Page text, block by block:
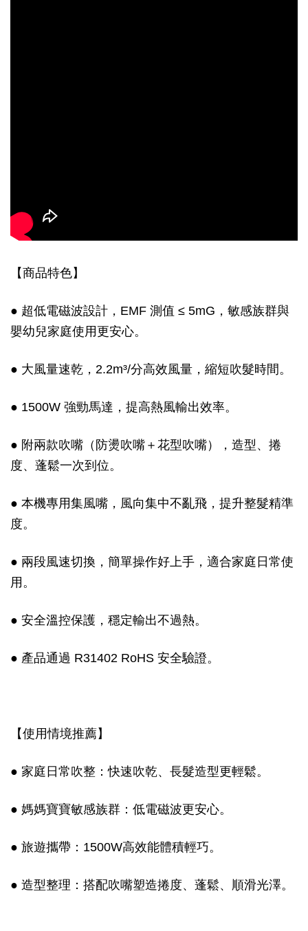
【商品特色】
● 超低電磁波設計，EMF 測值 ≤ 5mG，敏感族群與
嬰幼兒家庭使用更安心。
● 大風量速乾，2.2m³/分高效風量，縮短吹髮時間。
● 1500W 強勁馬達，提高熱風輸出效率。
● 附兩款吹嘴（防燙吹嘴＋花型吹嘴），造型、捲
度、蓬鬆一次到位。
● 本機專用集風嘴，風向集中不亂飛，提升整髮精準
度。
● 兩段風速切換，簡單操作好上手，適合家庭日常使
用。
● 安全溫控保護，穩定輸出不過熱。
● 產品通過 R31402 RoHS 安全驗證。
【使用情境推薦】
● 家庭日常吹整：快速吹乾、長髮造型更輕鬆。
● 媽媽寶寶敏感族群：低電磁波更安心。
● 旅遊攜帶：1500W高效能體積輕巧。
● 造型整理：搭配吹嘴塑造捲度、蓬鬆、順滑光澤。